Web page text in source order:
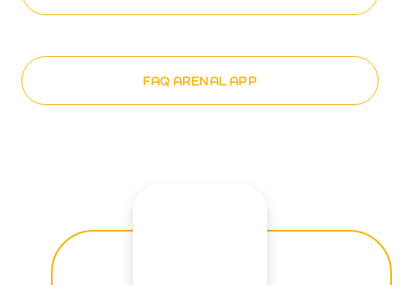
FAQ ARENAL APP